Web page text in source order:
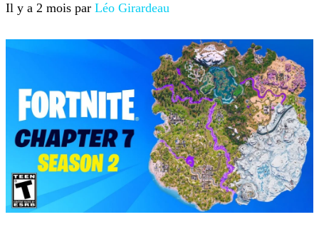
Il y a 2 mois par Léo Girardeau